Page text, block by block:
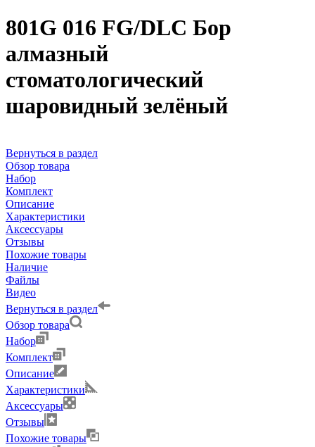
801G 016 FG/DLC Бор
алмазный
стоматологический
шаровидный зелёный
Вернуться в раздел
Обзор товара
Набор
Комплект
Описание
Характеристики
Аксессуары
Отзывы
Похожие товары
Наличие
Файлы
Видео
Вернуться в раздел
Обзор товара
Набор
Комплект
Описание
Характеристики
Аксессуары
Отзывы
Похожие товары